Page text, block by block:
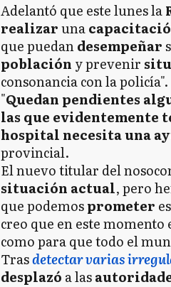
Adelantó que este lunes la
realizaruna
que puedandesempeñar
población y prevenir
consonancia con la policía".
"Quedan pendientes
las que evidentemente
hospital necesita una
provincial.
El nuevo titular del
situación actual, pero
que podemosprometer es
creo que en este momento
como para que todo el
Trasdetectar varias
desplazó a las